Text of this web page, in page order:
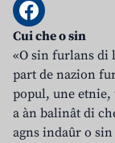
Cui che o sin
«O sin furlans di
part de nazion
popul, une etnie,
a àn balinât di
agns indaûr o